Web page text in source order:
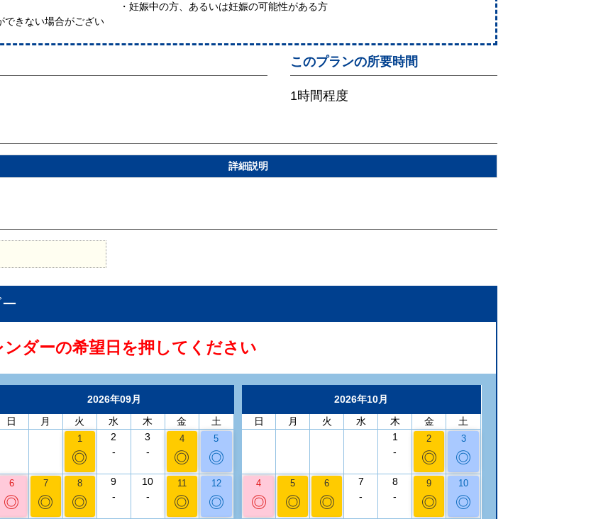
できない場合がござい
・妊娠中の方、あるいは妊娠の可能性がある方
このプランの所要時間
1時間程度
詳細説明
ンダーの希望日を押してください
2026年09月
日
月 火 水 木 金 土
1
◎
2
-
3
-
4
◎
5
◎
6
◎
7
◎
8
◎
9
-
10
-
11
◎
12
◎
2026年10月
日
月 火 水 木 金
土
1
-
2
◎
3
◎
4
◎
5
◎
6
◎
7
-
8
-
9
◎
10
◎